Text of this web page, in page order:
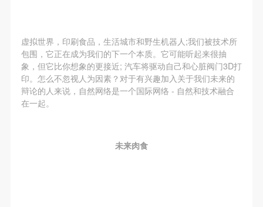
虚拟世界，印刷食品，生活城市和野生机器人;我们被技术所
包围，它正在成为我们的下一个本质。它可能听起来很抽
象，但它比你想象的更接近; 汽车将驱动自己和心脏阀门3D打
印。怎么不忽视人为因素？对于有兴趣加入关于我们未来的
辩论的人来说，自然网络是一个国际网络 - 自然和技术融合
在一起。
未来肉食